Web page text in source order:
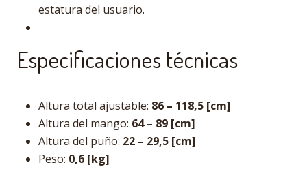
estatura del usuario.
Especificaciones técnicas
Altura total ajustable: 86 – 118,5 [cm]
Altura del mango: 64 – 89 [cm]
Altura del puño: 22 – 29,5 [cm]
Peso: 0,6 [kg]